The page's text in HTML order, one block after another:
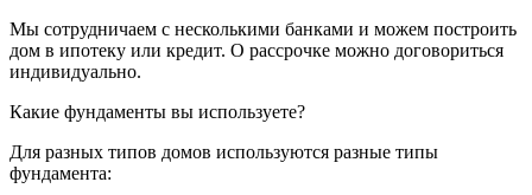
Мы сотрудничаем с несколькими банками и можем построить
дом в ипотеку или кредит. О рассрочке можно договориться
индивидуально.
Какие фундаменты вы используете?
Для разных типов домов используются разные типы
фундамента: